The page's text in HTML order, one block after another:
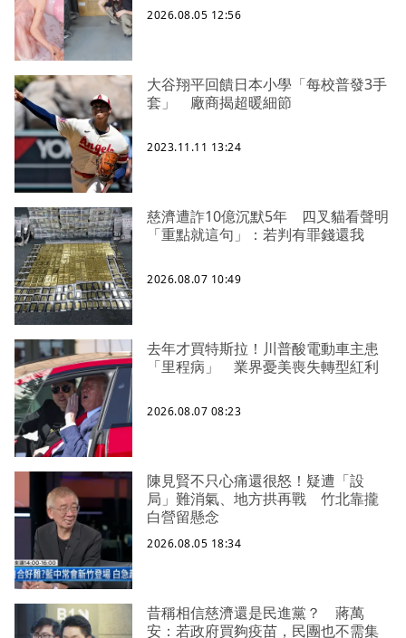
2026.08.05 12:56
大谷翔平回饋日本小學「每校普發3手
套」 廠商揭超暖細節
2023.11.11 13:24
慈濟遭詐10億沉默5年 四叉貓看聲明
「重點就這句」：若判有罪錢還我
2026.08.07 10:49
去年才買特斯拉！川普酸電動車主患
「里程病」 業界憂美喪失轉型紅利
2026.08.07 08:23
陳見賢不只心痛還很怒！疑遭「設
局」難消氣、地方拱再戰 竹北靠攏
白營留懸念
2026.08.05 18:34
昔稱相信慈濟還是民進黨？ 蔣萬
安：若政府買夠疫苗，民團也不需集